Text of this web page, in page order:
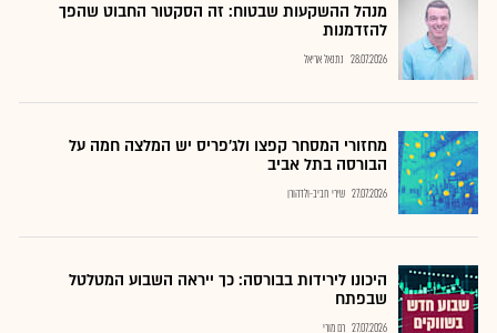
מנהל ההשקעות שבטוח: זה הסקטור החבוט שהפך
להזדמנות
28.07.2026 נתנאל אריאל
מחזורי המסחר קפצו ולג'פריס יש המלצה חמה על
הבורסה בתל אביב
27.07.2026 שירי חביב-ולדהורן
היכונו לירידות בבורסה: כך ייראה השבוע המטלטל
שבפתח
27.07.2026 רם מורי